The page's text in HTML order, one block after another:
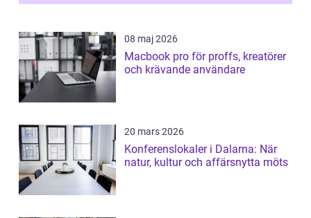
08 maj 2026
Macbook pro för proffs, kreatörer
och krävande användare
20 mars 2026
Konferenslokaler i Dalarna: När
natur, kultur och affärsnytta möts